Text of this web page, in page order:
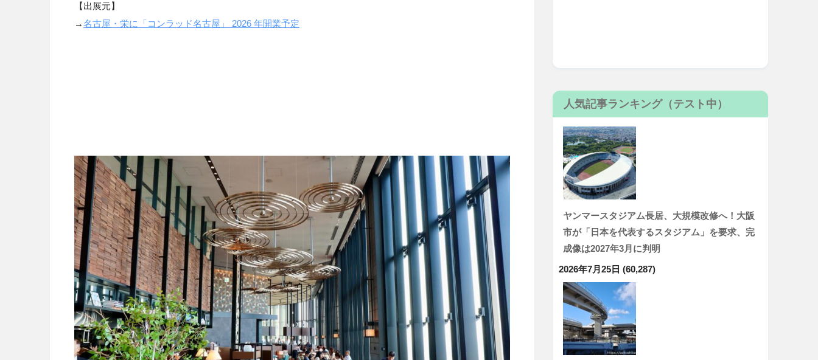
【出展元】
→名古屋・栄に「コンラッド名古屋」 2026 年開業予定
人気記事ランキング（テスト中）
ヤンマースタジアム長居、大規模改修へ！大阪
市が「日本を代表するスタジアム」を要求、完
成像は2027年3月に判明
2026年7月25日 (60,287)